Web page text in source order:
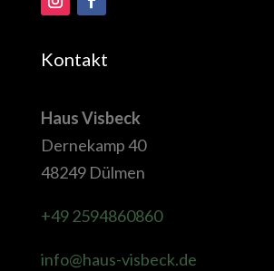
Kontakt
Haus Visbeck
Dernekamp 40
48249 Dülmen
+49 2594860860
info@haus-visbeck.de